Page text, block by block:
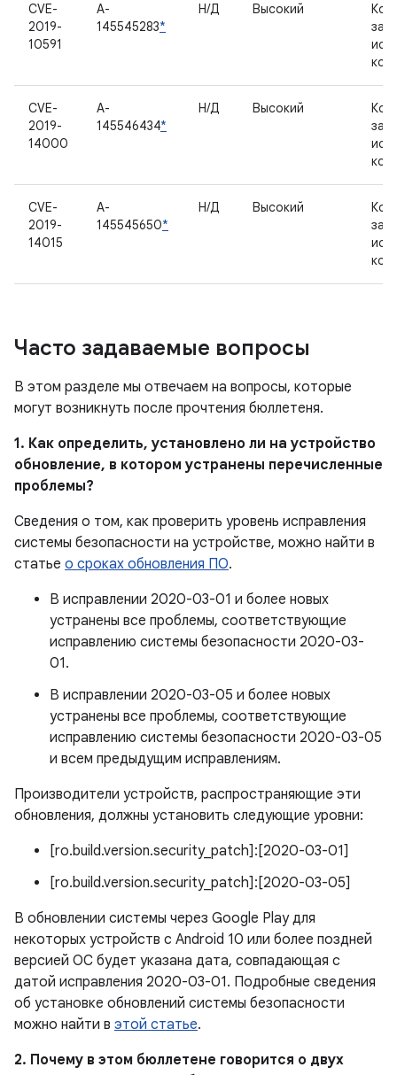
CVE-
2019-
10591
A-
145545283*
Н/Д Высокий
CVE-
2019-
14000
A-
145546434*
Н/Д Высокий
CVE-
2019-
14015
A-
145545650*
Н/Д Высокий
Часто задаваемые вопросы
В этом разделе мы отвечаем на вопросы, которые
могут возникнуть после прочтения бюллетеня.
1. Как определить, установлено ли на устройство
обновление, в котором устранены перечисленные
проблемы?
Сведения о том, как проверить уровень исправления
системы безопасности на устройстве, можно найти в
статье о сроках обновления ПО.
В исправлении 2020-03-01 и более новых
устранены все проблемы, соответствующие
исправлению системы безопасности 2020-03-
01.
В исправлении 2020-03-05 и более новых
устранены все проблемы, соответствующие
исправлению системы безопасности 2020-03-05
и всем предыдущим исправлениям.
Производители устройств, распространяющие эти
обновления, должны установить следующие уровни:
[ro.build.version.security_patch]:[2020-03-01]
[ro.build.version.security_patch]:[2020-03-05]
В обновлении системы через Google Play для
некоторых устройств с Android 10 или более поздней
версией ОС будет указана дата, совпадающая с
датой исправления 2020-03-01. Подробные сведения
об установке обновлений системы безопасности
можно найти в этой статье.
2. Почему в этом бюллетене говорится о двух